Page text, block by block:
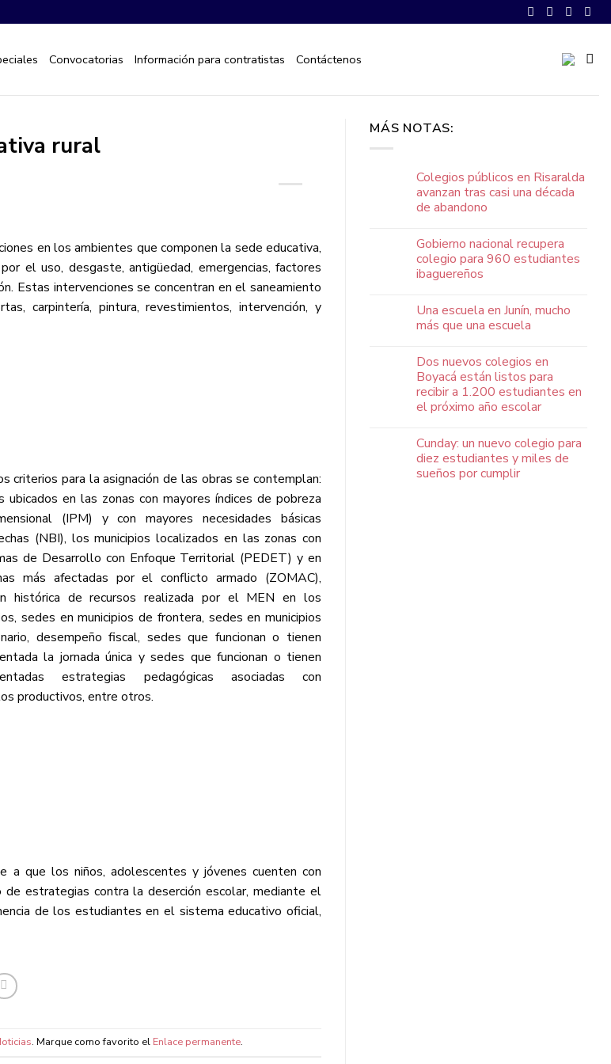
Convocatorias Información para contratistas Contáctenos
rural
en los ambientes que componen la sede educativa,
el uso, desgaste, antigüedad, emergencias, factores
Estas intervenciones se concentran en el saneamiento
carpintería, pintura, revestimientos, intervención, y
criterios para la asignación de las obras se contemplan:
ubicados en las zonas con mayores índices de pobreza
(IPM) y con mayores necesidades básicas
(NBI), los municipios localizados en las zonas con
de Desarrollo con Enfoque Territorial (PEDET) y en
más afectadas por el conflicto armado (ZOMAC),
histórica de recursos realizada por el MEN en los
sedes en municipios de frontera, sedes en municipios
desempeño fiscal, sedes que funcionan o tienen
la jornada única y sedes que funcionan o tienen
estrategias pedagógicas asociadas con
productivos, entre otros.
a que los niños, adolescentes y jóvenes cuenten con
estrategias contra la deserción escolar, mediante el
de los estudiantes en el sistema educativo oficial,
. Marque como favorito el Enlace permanente.
MÁS NOTAS:
Colegios públicos en Risaralda
avanzan tras casi una década
de abandono
Gobierno nacional recupera
colegio para 960 estudiantes
ibaguereños
Una escuela en Junín, mucho
más que una escuela
Dos nuevos colegios en
Boyacá están listos para
recibir a 1.200 estudiantes en
el próximo año escolar
Cunday: un nuevo colegio para
diez estudiantes y miles de
sueños por cumplir